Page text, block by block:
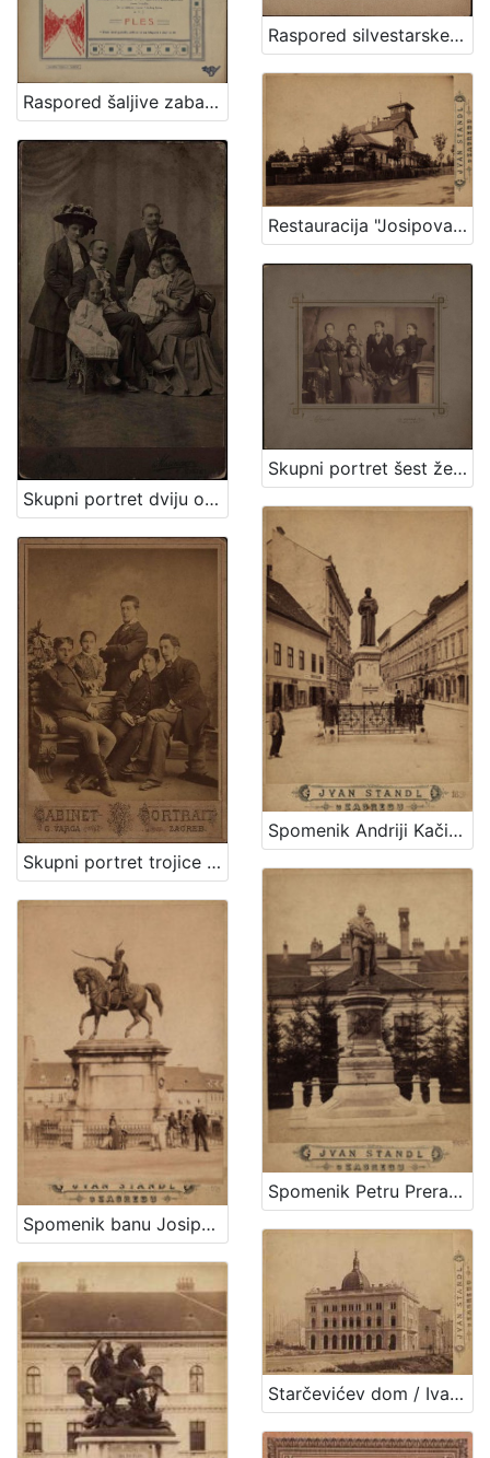
Raspored silvestarske zabave što ju dne 31. prosinca 1903. zajednički priredjuju društva "Kolo" i "Sokol"
Raspored šaljive zabave u Maksimirskom perivoju : u subotu dne 6. veljače 1904. / Hrv. pjev. društvo "Kolo" u Zagrebu
Restauracija "Josipovac" / Ivan Standl
Skupni portret dviju obitelji / Mosinger ; [izradio] Artistički zavod Mosinger
Skupni portret šest ženskih osoba / Lafranchini
Skupni portret trojice muškaraca i dvoje djece / G. Varga
Spomenik Andriji Kačiću Miošiću : Mesnička ulica / Ivan Standl
Spomenik banu Josipu Jelačiću : Trg bana Jelačića / Ivan Standl
Spomenik Petru Preradoviću / Ivan Standl
Starčevićev dom / Ivan Standl